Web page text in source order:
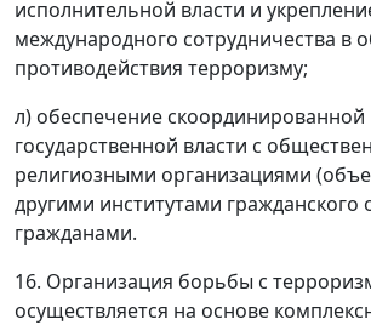
исполнительной власти и
международного сотрудничества в
противодействия терроризму;
л) обеспечение
государственной власти с
религиозными организациями
другими институтами гражданского
гражданами.
16. Организация борьбы с
осуществляется на основе